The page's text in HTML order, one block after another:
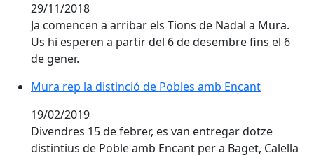
29/11/2018
Ja comencen a arribar els Tions de Nadal a Mura.
Us hi esperen a partir del 6 de desembre fins el 6
de gener.
Mura rep la distinció de Pobles amb Encant
Mura rep la distinció de Pobles amb Encant
19/02/2019
Divendres 15 de febrer, es van entregar dotze
distintius de Poble amb Encant per a Baget, Calella